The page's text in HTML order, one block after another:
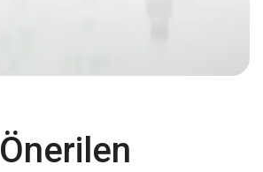
Önerilen